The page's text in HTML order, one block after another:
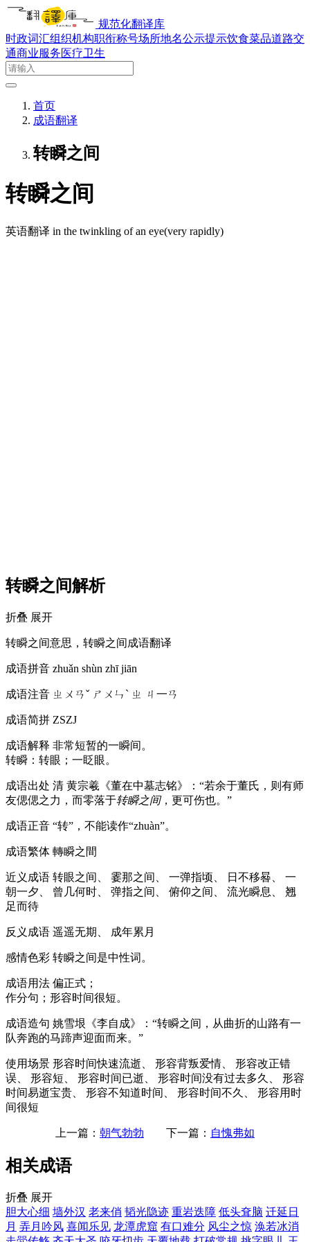
规范化翻译库
时政词汇组织机构职衔称号场所地名公示提示饮食菜品道路交
通商业服务医疗卫生
首页
成语翻译
转瞬之间
转瞬之间
英语翻译 in the twinkling of an eye(very rapidly)
转瞬之间解析
折叠 展开
转瞬之间意思，转瞬之间成语翻译
成语拼音 zhuǎn shùn zhī jiān
成语注音 ㄓㄨㄢˇ ㄕㄨㄣˋ ㄓ ㄐ一ㄢ
成语简拼 ZSZJ
成语解释 非常短暂的一瞬间。
转瞬：转眼；一眨眼。
成语出处 清 黄宗羲《董在中墓志铭》：“若余于董氏，则有师
友偲偲之力，而零落于转瞬之间，更可伤也。”
成语正音 “转”，不能读作“zhuàn”。
成语繁体 轉瞬之間
近义成语 转眼之间、 霎那之间、 一弹指顷、 日不移晷、 一
朝一夕、 曾几何时、 弹指之间、 俯仰之间、 流光瞬息、 翘
足而待
反义成语 遥遥无期、 成年累月
感情色彩 转瞬之间是中性词。
成语用法 偏正式；
作分句；形容时间很短。
成语造句 姚雪垠《李自成》：“转瞬之间，从曲折的山路有一
队奔跑的马蹄声迎面而来。”
使用场景 形容时间快速流逝、 形容背叛爱情、 形容改正错
误、 形容短、 形容时间已逝、 形容时间没有过去多久、 形容
时间易逝宝贵、 形容不知道时间、 形容时间不久、 形容用时
间很短
上一篇： 朝气勃勃 下一篇： 自愧弗如
相关成语
折叠 展开
胆大心细 墙外汉 老来俏 韬光隐迹 重岩迭障 低头耷脑 迁延日
月 弄月吟风 喜闻乐见 龙潭虎窟 有口难分 风尘之惊 涣若冰消